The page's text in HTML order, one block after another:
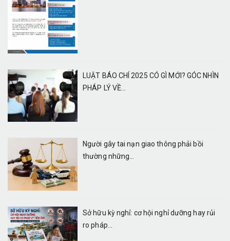
LUẬT BÁO CHÍ 2025 CÓ GÌ MỚI? GÓC NHÌN
PHÁP LÝ VỀ...
Người gây tai nạn giao thông phải bồi
thường những...
Sở hữu kỳ nghỉ: cơ hội nghỉ dưỡng hay rủi
ro pháp...